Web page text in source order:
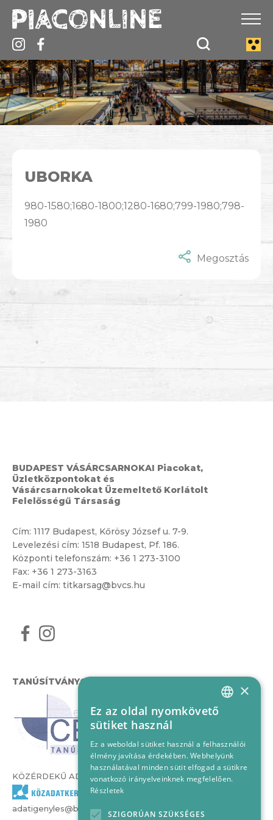
UBORKA
980-1580;1680-1800;1280-1680;799-1980;798-
1980
Megosztás
BUDAPEST VÁSÁRCSARNOKAI Piacokat,
Üzletközpontokat és
Vásárcsarnokokat Üzemeltető Korlátolt
Felelősségű Társaság
Cím: 1117 Budapest, Kőrösy József u. 7-9.
Levelezési cím: 1518 Budapest, Pf. 186.
Központi telefonszám: +36 1 273-3100
Fax: +36 1 273-3163
E-mail cím: titkarsag@bvcs.hu
TANÚSÍTVÁNYOK
KÖZÉRDEKŰ ADATOK
adatigenyles@bvcs.hu
HUNGARIAN
×
Ez az oldal nyomkövető
sütiket használ
Ez a weboldal sütiket használ a felhasználói
élmény javítása érdekében. Webhelyünk
használatával minden sütit elfogad a sütikre
vonatkozó irányelveinknek megfelelően.
Részletek
SZIGORÚAN SZÜKSÉGES